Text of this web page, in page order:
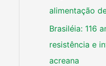
alimentação
Brasiléia: 116
resistência e
acreana